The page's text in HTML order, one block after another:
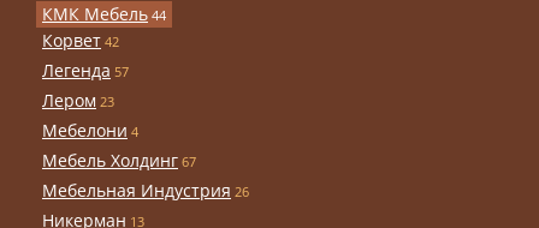
КМК Мебель 44
Корвет 42
Легенда 57
Лером 23
Мебелони 4
Мебель Холдинг 67
Мебельная Индустрия 26
Никерман 13